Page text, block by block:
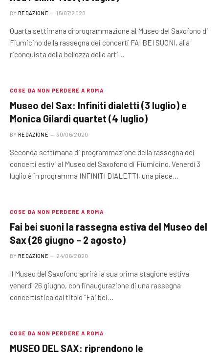
BY REDAZIONE 15/07/2020
Quarta settimana di programmazione al Museo del Saxofono di
Fiumicino della rassegna dei concerti FAI BEI SUONI, alla
riconquista della bellezza delle arti…
COSE DA NON PERDERE A ROMA
Museo del Sax: Infiniti dialetti (3 luglio) e
Monica Gilardi quartet (4 luglio)
BY REDAZIONE 30/06/2020
Seconda settimana di programmazione della rassegna dei
concerti estivi al Museo del Saxofono di Fiumicino. Venerdì 3
luglio è in programma INFINITI DIALETTI, una piece…
COSE DA NON PERDERE A ROMA
Fai bei suoni la rassegna estiva del Museo del
Sax (26 giugno – 2 agosto)
BY REDAZIONE 24/06/2020
Il Museo del Saxofono aprirà la sua prima stagione estiva
venerdì 26 giugno, con l’inaugurazione di una rassegna
concertistica dal titolo “Fai bei…
COSE DA NON PERDERE A ROMA
MUSEO DEL SAX: riprendono le